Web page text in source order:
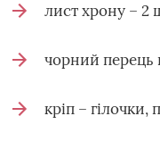
лист хрону – 2
чорний перець
кріп – гілочки,